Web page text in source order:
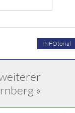
INFOtorial
»